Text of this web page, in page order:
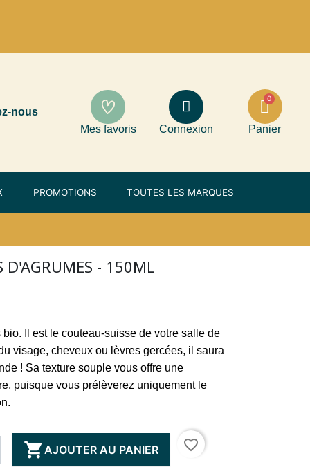
nous
Mes favoris
Connexion Panier
PROMOTIONS TOUTES LES MARQUES
D'AGRUMES - 150ML
Il est le couteau-suisse de votre salle de
visage, cheveux ou lèvres gercées, il saura
! Sa texture souple vous offre une
puisque vous prélèverez uniquement le
AJOUTER AU PANIER
favorite_border